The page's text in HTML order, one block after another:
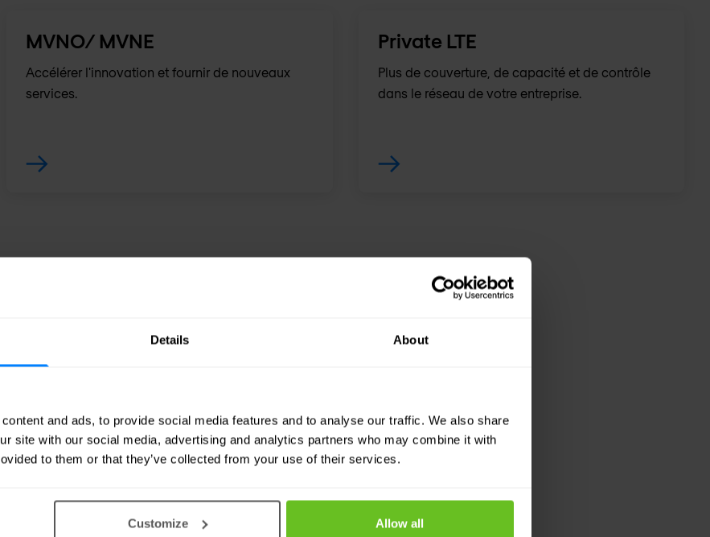
Details About
and ads, to provide social media features and to analyse our traffic. We also share
site with our social media, advertising and analytics partners who may combine it with
to them or that they’ve collected from your use of their services.
Customize Allow all
MVNO/ MVNE
Accélérer l'innovation et fournir de nouveaux
services.
Private LTE
Plus de couverture, de capacité et de contrôle
dans le réseau de votre entreprise.